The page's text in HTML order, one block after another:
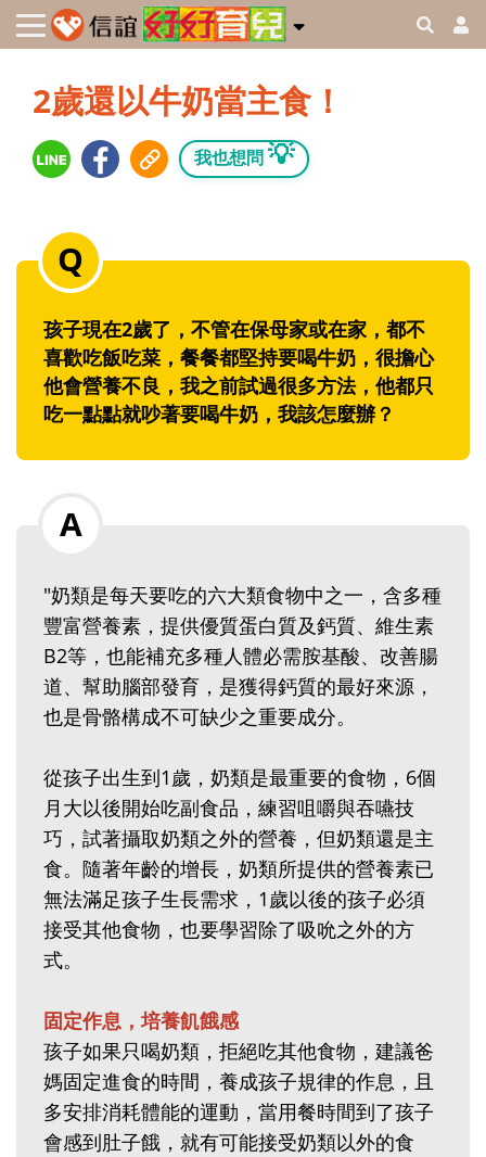
2歲還以牛奶當主食！
我也想問 💡
孩子現在2歲了，不管在保母家或在家，都不
喜歡吃飯吃菜，餐餐都堅持要喝牛奶，很擔心
他會營養不良，我之前試過很多方法，他都只
吃一點點就吵著要喝牛奶，我該怎麼辦？
"奶類是每天要吃的六大類食物中之一，含多種
豐富營養素，提供優質蛋白質及鈣質、維生素
B2等，也能補充多種人體必需胺基酸、改善腸
道、幫助腦部發育，是獲得鈣質的最好來源，
也是骨骼構成不可缺少之重要成分。
從孩子出生到1歲，奶類是最重要的食物，6個
月大以後開始吃副食品，練習咀嚼與吞嚥技
巧，試著攝取奶類之外的營養，但奶類還是主
食。隨著年齡的增長，奶類所提供的營養素已
無法滿足孩子生長需求，1歲以後的孩子必須
接受其他食物，也要學習除了吸吮之外的方
式。
固定作息，培養飢餓感
孩子如果只喝奶類，拒絕吃其他食物，建議爸
媽固定進食的時間，養成孩子規律的作息，且
多安排消耗體能的運動，當用餐時間到了孩子
會感到肚子餓，就有可能接受奶類以外的食